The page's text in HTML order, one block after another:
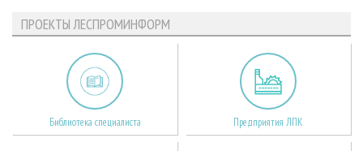
ПРОЕКТЫ ЛЕСПРОМИНФОРМ
Библиотека специалиста Предприятия ЛПК